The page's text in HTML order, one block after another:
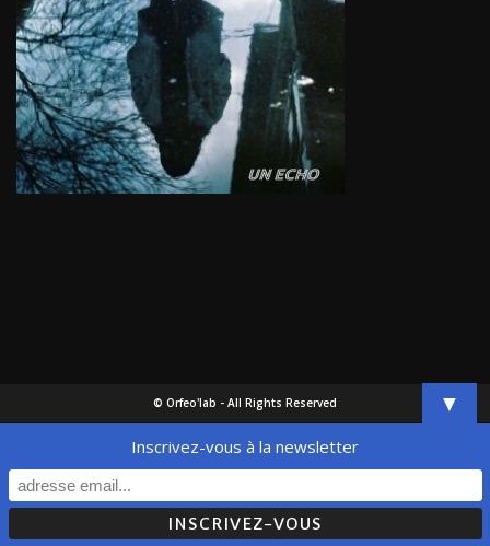
© Orfeo'lab - All Rights Reserved ▼
Inscrivez-vous à la newsletter